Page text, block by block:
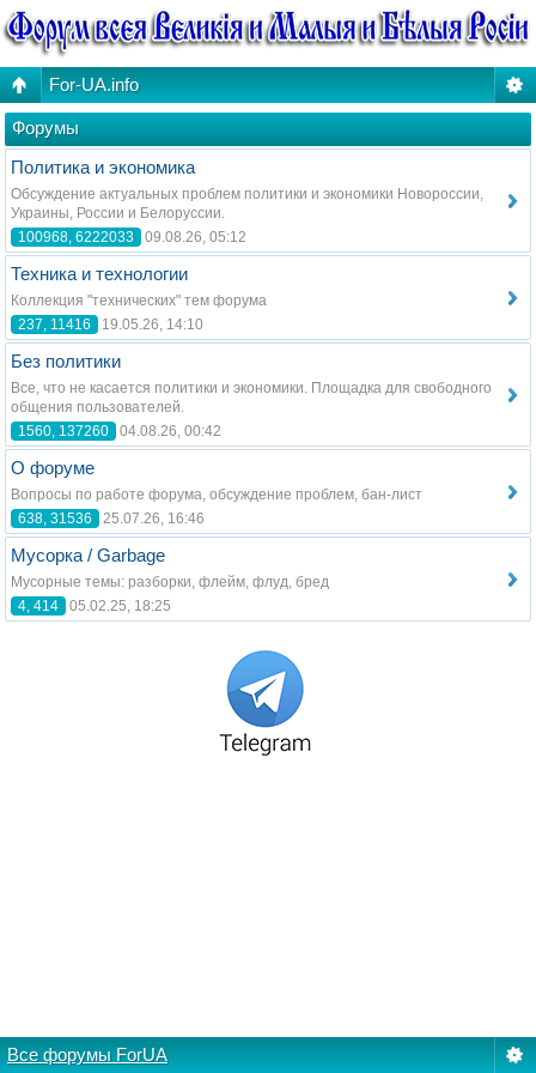
For-UA.info
Форумы
Политика и экономика
Обсуждение актуальных проблем политики и экономики Новороссии,
Украины, России и Белоруссии.
100968, 6222033
09.08.26, 05:12
Техника и технологии
Коллекция "технических" тем форума
237, 11416
19.05.26, 14:10
Без политики
Все, что не касается политики и экономики. Площадка для свободного
общения пользователей.
1560, 137260
04.08.26, 00:42
О форуме
Вопросы по работе форума, обсуждение проблем, бан-лист
638, 31536
25.07.26, 16:46
Мусорка / Garbage
Мусорные темы: разборки, флейм, флуд, бред
4, 414
05.02.25, 18:25
Все форумы ForUA